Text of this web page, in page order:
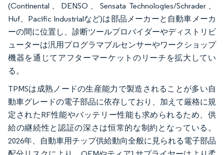
(Continental、DENSO、Sensata Technologies/Schrader、
Huf、Pacific Industrialなど)は部品メーカーと自動車メーカ
ーの間に位置し、診断ツールプロバイダーやディストリビ
ューターは汎用プログラマブルセンサーやワークショップ
機器を通じてアフターマーケットのリーチを拡大してい
る。
TPMSは成熟ノードの生産能力で製造されることが多い自
動車グレードの電子部品に依存しており、加えて厳格に規
定されたRF性能やバッテリー性能も求められるため、供
給の継続性と認証の深さは恒常的な制約となっている。
2026年、自動車用チップ供給動向全般に見られる電子部品